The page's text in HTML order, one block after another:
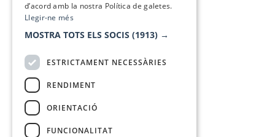
d’acord amb la nostra Política de galetes.
Llegir-ne més
MOSTRA TOTS ELS SOCIS (1913) →
ESTRICTAMENT NECESSÀRIES
RENDIMENT
ORIENTACIÓ
FUNCIONALITAT